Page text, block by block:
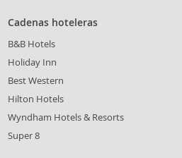
Cadenas hoteleras
B&B Hotels
Holiday Inn
Best Western
Hilton Hotels
Wyndham Hotels & Resorts
Super 8